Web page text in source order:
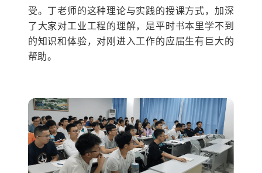
受。丁老师的这种理论与实践的授课方式，加深
了大家对工业工程的理解，是平时书本里学不到
的知识和体验，对刚进入工作的应届生有巨大的
帮助。